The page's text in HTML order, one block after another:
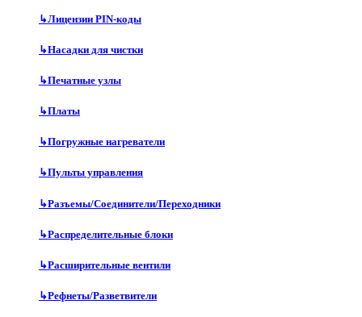
↳Лицензии PIN-коды
↳Насадки для чистки
↳Печатные узлы
↳Платы
↳Погружные нагреватели
↳Пульты управления
↳Разъемы/Соединители/Переходники
↳Распределительные блоки
↳Расширительные вентили
↳Рефнеты/Разветвители